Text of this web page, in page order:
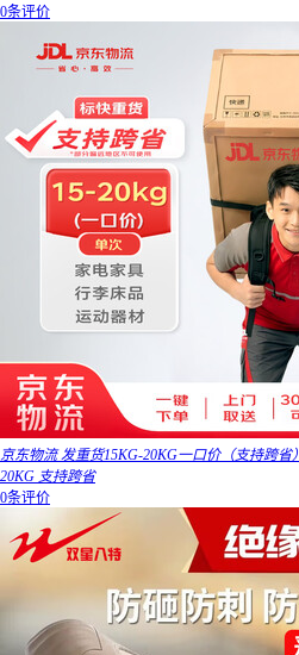
0条评价
京东物流 发重货15KG-20KG一口价（支持跨
20KG 支持跨省
0条评价